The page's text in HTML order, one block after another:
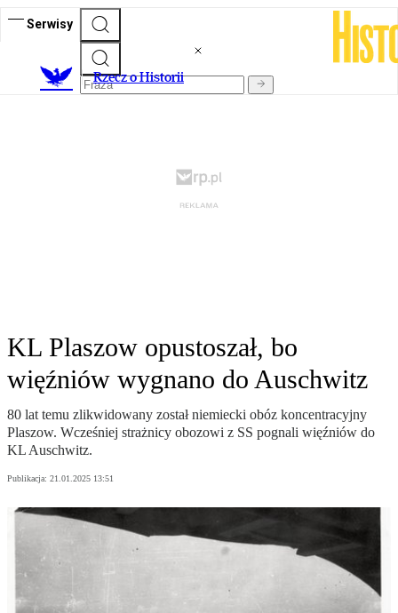
Serwisy
Rzecz o Historii
KL Plaszow opustoszał, bo
więźniów wygnano do Auschwitz
80 lat temu zlikwidowany został niemiecki obóz koncentracyjny
Plaszow. Wcześniej strażnicy obozowi z SS pognali więźniów do
KL Auschwitz.
Publikacja: 21.01.2025 13:51